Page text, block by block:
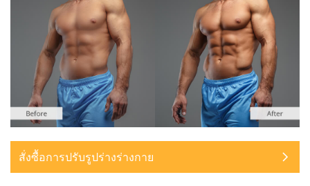
สั่งซื้อการปรับรูปร่างร่างกาย